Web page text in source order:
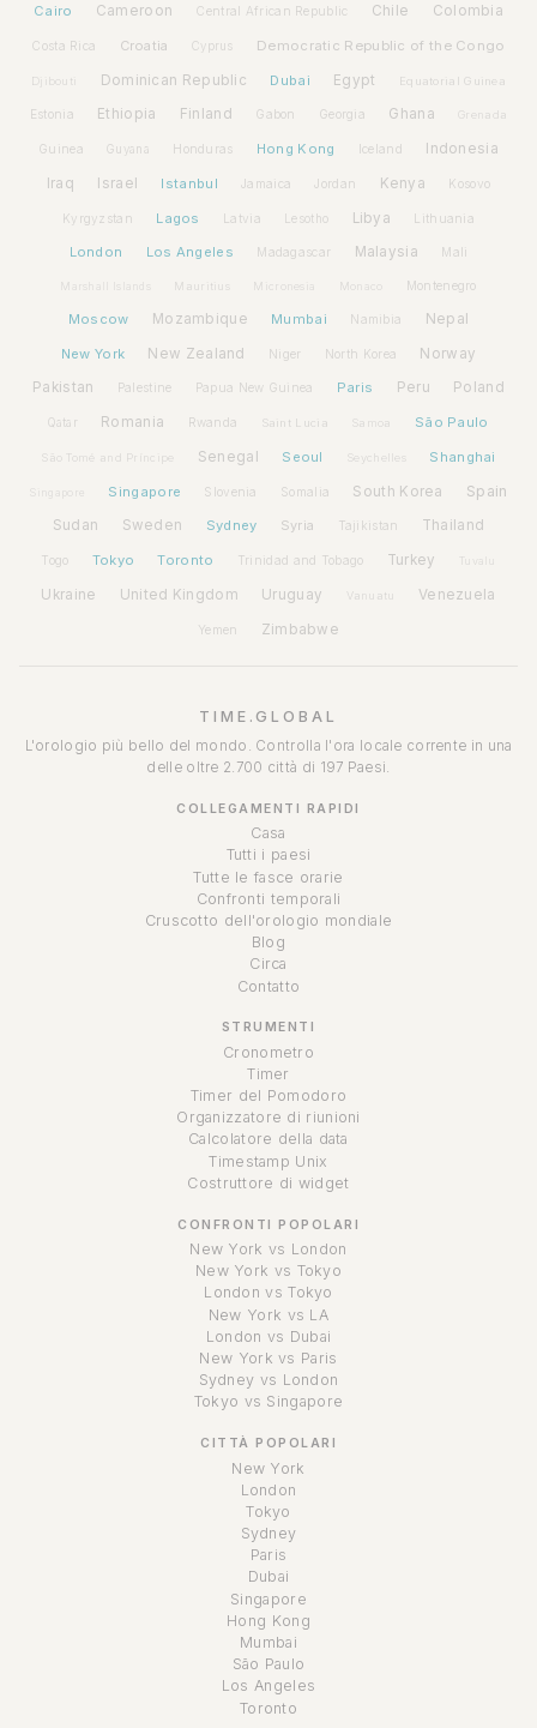
Cairo Cameroon Central African Republic Chile Colombia
Costa Rica Croatia Cyprus Democratic Republic of the Congo
Djibouti Dominican Republic Dubai Egypt Equatorial Guinea
Estonia Ethiopia Finland Gabon Georgia Ghana Grenada
Guinea Guyana Honduras Hong Kong Iceland Indonesia
Iraq Israel Istanbul Jamaica Jordan Kenya Kosovo
Kyrgyzstan Lagos Latvia Lesotho Libya Lithuania
London Los Angeles Madagascar Malaysia Mali
Marshall Islands Mauritius Micronesia Monaco Montenegro
Moscow Mozambique Mumbai Namibia Nepal
New York New Zealand Niger North Korea Norway
Pakistan Palestine Papua New Guinea Paris Peru Poland
Qatar Romania Rwanda Saint Lucia Samoa São Paulo
São Tomé and Príncipe Senegal Seoul Seychelles Shanghai
Singapore Slovenia Somalia South Korea Spain
Sudan Sweden Sydney Syria Tajikistan Thailand
Togo Tokyo Toronto Trinidad and Tobago Turkey Tuvalu
Ukraine United Kingdom Uruguay Vanuatu Venezuela
Yemen Zimbabwe
TIME.GLOBAL
L'orologio più bello del mondo. Controlla l'ora locale corrente in una
delle oltre 2.700 città di 197 Paesi.
COLLEGAMENTI RAPIDI
Casa
Tutti i paesi
Tutte le fasce orarie
Confronti temporali
Cruscotto dell'orologio mondiale
Blog
Circa
Contatto
STRUMENTI
Cronometro
Timer
Timer del Pomodoro
Organizzatore di riunioni
Calcolatore della data
Timestamp Unix
Costruttore di widget
CONFRONTI POPOLARI
New York vs London
New York vs Tokyo
London vs Tokyo
New York vs LA
London vs Dubai
New York vs Paris
Sydney vs London
Tokyo vs Singapore
CITTÀ POPOLARI
New York
London
Tokyo
Sydney
Paris
Dubai
Singapore
Hong Kong
Mumbai
São Paulo
Los Angeles
Toronto